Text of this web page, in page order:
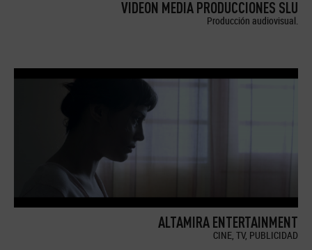
VIDEON MEDIA PRODUCCIONES SLU
Producción audiovisual.
ALTAMIRA ENTERTAINMENT
CINE, TV, PUBLICIDAD